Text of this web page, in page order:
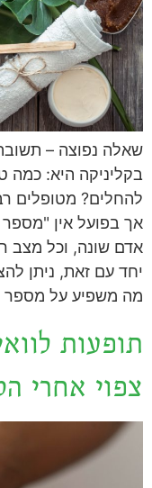
שאלה נפוצה –
בקליניקה היא: כמה
להחלים? מטופלים
אך בפועל אין
אדם שונה, וכל מצב
יחד עם זאת, ניתן
מה משפיע על
תופעות
צפוי אחרי